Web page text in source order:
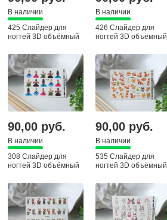
В наличии
425 Слайдер для
ногтей 3D объёмный
В наличии
426 Слайдер для
ногтей 3D объёмный
90,00 руб.
В наличии
308 Слайдер для
ногтей 3D объёмный
90,00 руб.
В наличии
535 Слайдер для
ногтей 3D объёмный